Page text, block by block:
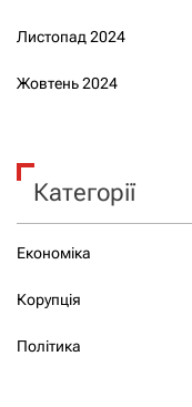
Листопад 2024
Жовтень 2024
Категорії
Економіка
Корупція
Політика